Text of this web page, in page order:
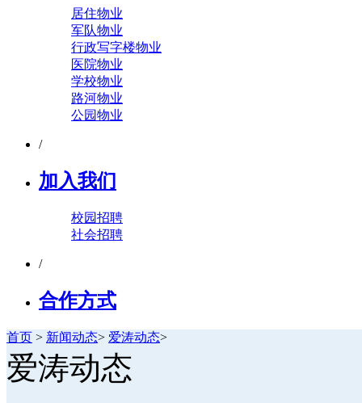
居住物业
军队物业
行政写字楼物业
医院物业
学校物业
路河物业
公园物业
/
加入我们
校园招聘
社会招聘
/
合作方式
首页 > 新闻动态> 爱涛动态>
爱涛动态